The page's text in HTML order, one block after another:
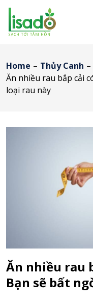
Home – Thủy Canh –
Ăn nhiều rau bắp cải
loại rau này
Ăn nhiều rau
Bạn sẽ bất